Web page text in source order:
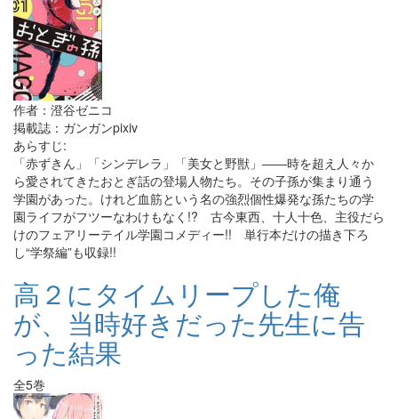
作者：澄谷ゼニコ
掲載誌：ガンガンpixiv
あらすじ:
「赤ずきん」「シンデレラ」「美女と野獣」――時を超え人々か
ら愛されてきたおとぎ話の登場人物たち。その子孫が集まり通う
学園があった。けれど血筋という名の強烈個性爆発な孫たちの学
園ライフがフツーなわけもなく!? 古今東西、十人十色、主役だら
けのフェアリーテイル学園コメディー!! 単行本だけの描き下ろ
し“学祭編”も収録!!
高２にタイムリープした俺
が、当時好きだった先生に告
った結果
全5巻